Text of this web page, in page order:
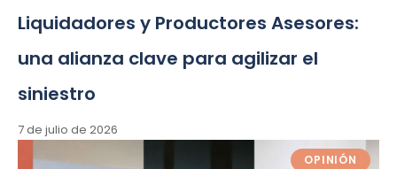
Liquidadores y Productores Asesores:
una alianza clave para agilizar el
siniestro
7 de julio de 2026
OPINIÓN